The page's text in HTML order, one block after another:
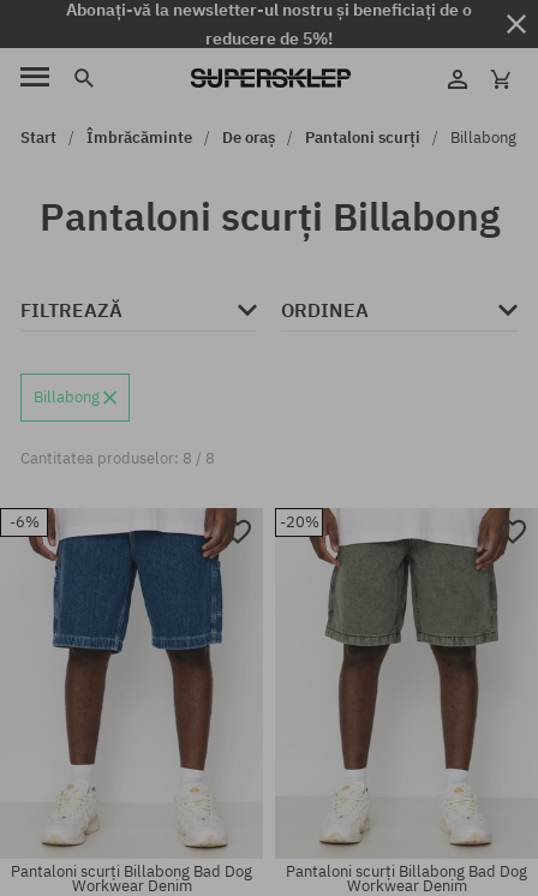
Abonați-vă la newsletter-ul nostru și beneficiați de o
reducere de 5%!
Start Îmbrăcăminte De oraș Pantaloni scurți Billabong
Pantaloni scurți Billabong
FILTREAZĂ ORDINEA
Billabong
Cantitatea produselor: 8 / 8
-6%
Pantaloni scurți Billabong Bad Dog
Workwear Denim
-20%
Pantaloni scurți Billabong Bad Dog
Workwear Denim